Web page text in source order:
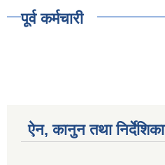
पूर्व कर्मचारी
ऐन, कानुन तथा निर्देशिका